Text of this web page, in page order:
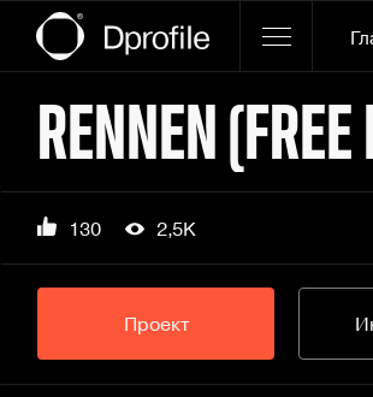
RENNEN
130 2,5K
Проект